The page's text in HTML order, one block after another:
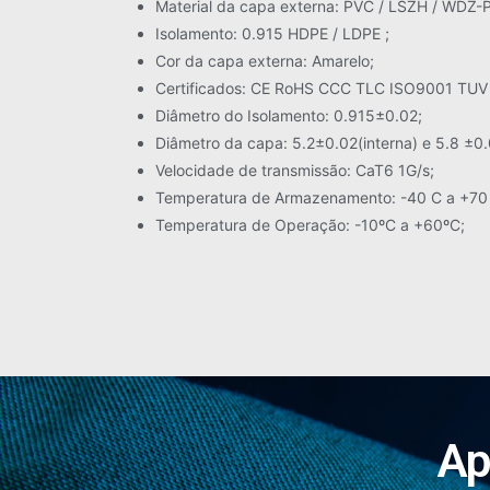
Material da capa externa: PVC / LSZH / WDZ-
Isolamento: 0.915 HDPE / LDPE ;
Cor da capa externa: Amarelo;
Certificados: CE RoHS CCC TLC ISO9001 TUV
Diâmetro do Isolamento: 0.915±0.02;
Diâmetro da capa: 5.2±0.02(interna) e 5.8
Velocidade de transmissão: CaT6 1G/s;
Temperatura de Armazenamento: -40 C a
Temperatura de Operação: -10ºC a +60ºC;